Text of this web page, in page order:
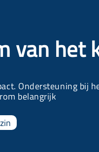
van het
Ondersteuning bij
belangrijk